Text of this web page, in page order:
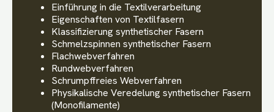
Einführung in die Textilverarbeitung
Eigenschaften von Textilfasern
Klassifizierung synthetischer Fasern
Schmelzspinnen synthetischer Fasern
Flachwebverfahren
Rundwebverfahren
Schrumpffreies Webverfahren
Physikalische Veredelung synthetischer Fasern
(Monofilamente)